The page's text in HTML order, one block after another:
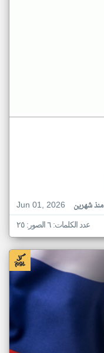
Jun 01, 2026
منذ شهرين
عدد الكلمات: ٦ الصور: ٢٥